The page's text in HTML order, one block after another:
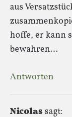
aus
hoffe, er kann
bewahren…
Antworten
Nicolassagt: